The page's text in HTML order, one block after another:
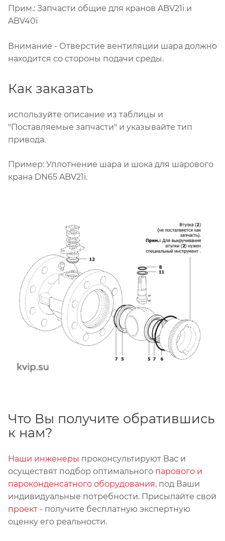
Прим.: Запчасти общие для кранов ABV21i и
ABV40i
Внимание - Отверстие вентиляции шара должно
находится со стороны подачи среды.
Как заказать
используйте описание из таблицы и
"Поставляемые запчасти" и указывайте тип
привода.
Пример: Уплотнение шара и шока для шарового
крана DN65 ABV21i.
Что Вы получите обратившись
к нам?
Наши инженеры проконсультируют Вас и
осуществят подбор оптимального парового и
пароконденсатного оборудования, под Ваши
индивидуальные потребности. Присылайте свой
проект - получите бесплатную экспертную
оценку его реальности.